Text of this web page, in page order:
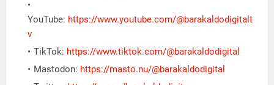
YouTube: https://www.youtube.com/@barakaldodigitalt
v
TikTok: https://www.tiktok.com/@barakaldodigital
Mastodon: https://masto.nu/@barakaldodigital